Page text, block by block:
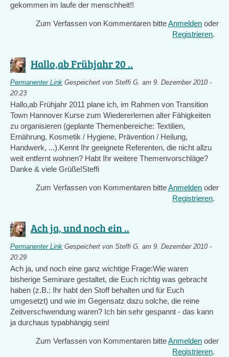
gekommen im laufe der menschheit!!
Zum Verfassen von Kommentaren bitteAnmelden oder
Registrieren.
Hallo,ab Frühjahr 20 ..
Permanenter Link Gespeichert von Steffi G. am 9. Dezember 2010 -
20:23
Hallo,ab Frühjahr 2011 plane ich, im Rahmen von Transition
Town Hannover Kurse zum Wiedererlernen alter Fähigkeiten
zu organisieren (geplante Themenbereiche: Textilien,
Ernährung, Kosmetik / Hygiene, Prävention / Heilung,
Handwerk, ...).Kennt Ihr geeignete Referenten, die nicht allzu
weit entfernt wohnen? Habt Ihr weitere Themenvorschläge?
Danke & viele Grüße!Steffi
Zum Verfassen von Kommentaren bitteAnmelden oder
Registrieren.
Ach ja, und noch ein ..
Permanenter Link Gespeichert von Steffi G. am 9. Dezember 2010 -
20:29
Ach ja, und noch eine ganz wichtige Frage:Wie waren
bisherige Seminare gestaltet, die Euch richtig was gebracht
haben (z.B.: Ihr habt den Stoff behalten und für Euch
umgesetzt) und wie im Gegensatz dazu solche, die reine
Zeitverschwendung waren? Ich bin sehr gespannt - das kann
ja durchaus typabhängig sein!
Zum Verfassen von Kommentaren bitteAnmelden oder
Registrieren.